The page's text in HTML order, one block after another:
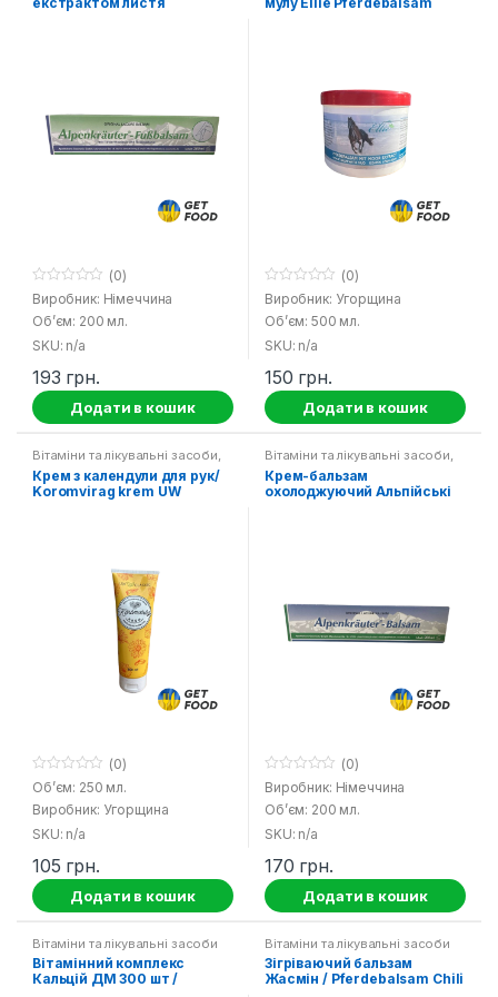
0
o
u
o
5
(0)
Виробник: Німеччина
Об’єм: 200 мл.
SKU: n/a
193 грн.
Додати в кошик
0
o
u
o
5
(0)
Виробник: Угорщина
Об’єм: 500 мл.
SKU: n/a
150 грн.
Додати в кошик
Вітаміни та лікувальні засоби
Засоби гігієни, Побутова хімія
Крем з календули для рук/
Koromvirag krem UW
0
o
u
o
5
(0)
Об’єм: 250 мл.
Виробник: Угорщина
SKU: n/a
105 грн.
Додати в кошик
Вітаміни та лікувальні засоби
Побутова хімія
Крем-бальзам
охолоджуючий Альпійські
0
o
u
o
5
(0)
Виробник: Німеччина
Об’єм: 200 мл.
SKU: n/a
170 грн.
Додати в кошик
Вітаміни та лікувальні засоби
Вітамінний комплекс
Кальцій ДМ 300 шт /
Вітаміни та лікувальні засоби
Зігріваючий бальзам
Жасмін / Pferdebalsam Chili